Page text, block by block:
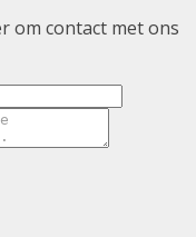
om contact met ons